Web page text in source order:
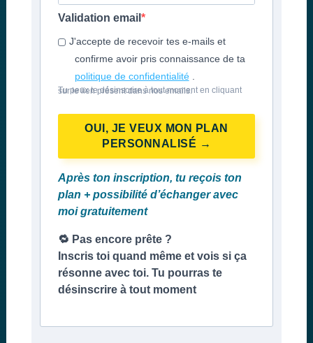
Validation email
J'accepte de recevoir tes e-mails et
confirme avoir pris connaissance de ta
politique de confidentialité.
Tu peux te désinscrire à tout moment en cliquant sur le lien présent dans nos emails.
OUI, JE VEUX MON PLAN
PERSONNALISÉ →
Après ton inscription, tu reçois ton
plan + possibilité d’échanger avec
moi gratuitement
🔁 Pas encore prête ?
Inscris toi quand même et vois si ça
résonne avec toi. Tu pourras te
désinscrire à tout moment